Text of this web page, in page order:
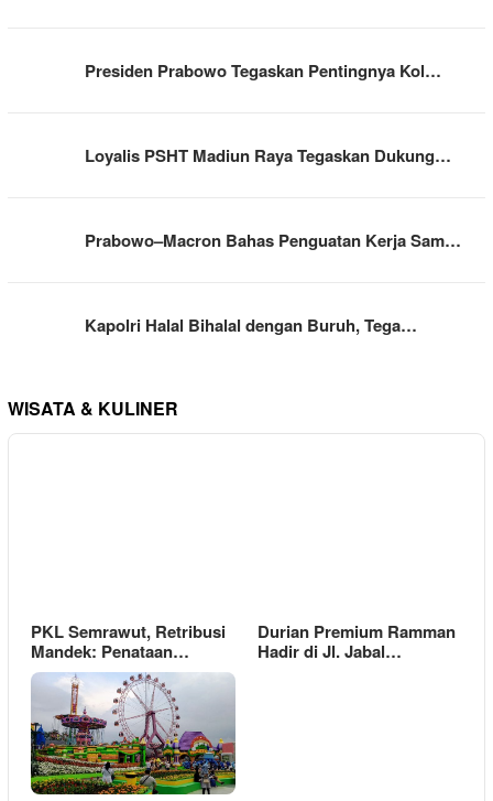
Presiden Prabowo Tegaskan Pentingnya Kol…
Loyalis PSHT Madiun Raya Tegaskan Dukung…
Prabowo–Macron Bahas Penguatan Kerja Sam…
Kapolri Halal Bihalal dengan Buruh, Tega…
WISATA & KULINER
PKL Semrawut, Retribusi
Mandek: Penataan…
Durian Premium Ramman
Hadir di Jl. Jabal…